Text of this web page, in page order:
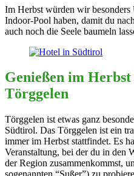
Im Herbst würden wir
Indoor-Pool haben, damit du
auch noch die Seele baumeln
Genießen im
Törggelen
Törggelen ist etwas ganz
Südtirol. Das Törggelen ist ein
immer im Herbst stattfindet. Es
Veranstaltung, bei der du in den
der Region zusammenkommst,